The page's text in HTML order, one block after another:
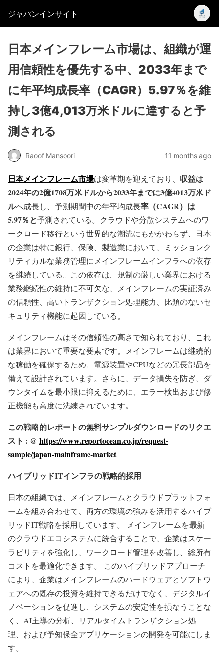
ジャパンインサイト
日本メインフレーム市場は、組織が運
用信頼性を優先する中、2033年まで
に年平均成長率（CAGR）5.97％を維
持し3億4,013万米ドルに達すると予
測される
Raoof Mansoori 11 months ago
日本メインフレーム市場は変革期を迎えており、 収益は
2024年の2億1708万米ドルから2033年までに3億4013万米ド
ルへ成長し、予測期間中の年平均成長率（CAGR）は
5.97％と予測されている。クラウドや分散システムへのワ
ークロード移行という世界的な潮流にもかかわらず、日本
の企業は特に銀行、保険、製造業において、ミッションク
リティカルな業務管理にメインフレームインフラへの依存
を継続している。この依存は、規制の厳しい業界における
業務継続性の維持に不可欠な、メインフレームの実証済み
の信頼性、高いトランザクション処理能力、比類のないセ
キュリティ機能に起因している。
メインフレームはその信頼性の高さで知られており、これ
は業界において重要な要素です。メインフレームは継続的
な稼働を確保するため、電源装置やCPUなどの冗長部品を
備えて設計されています。さらに、データ損失を防ぎ、ダ
ウンタイムを最小限に抑えるために、エラー検出および修
正機能も高度に洗練されています。
この戦略的レポートの無料サンプルダウンロードのリクエ
スト : @ https://www.reportocean.co.jp/request-
sample/japan-mainframe-market
ハイブリッドITインフラの戦略的採用
日本の組織では、メインフレームとクラウドプラットフォ
ームを組み合わせて、両方の環境の強みを活用するハイブ
リッドIT戦略を採用しています。 メインフレームを最新
のクラウドエコシステムに統合することで、企業はスケー
ラビリティを強化し、ワークロード管理を改善し、総所有
コストを最適化できます。 このハイブリッドアプローチ
により、企業はメインフレームのハードウェアとソフトウ
ェアへの既存の投資を維持できるだけでなく、デジタルイ
ノベーションを促進し、システムの安定性を損なうことな
く、AI主導の分析、リアルタイムトランザクション処
理、および予知保全アプリケーションの開発を可能にしま
す。